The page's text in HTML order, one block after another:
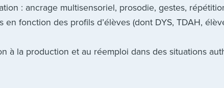
: ancrage multisensoriel, prosodie, gestes,
fonction des profils d’élèves (dont DYS, TDAH,
à la production et au réemploi dans des situations